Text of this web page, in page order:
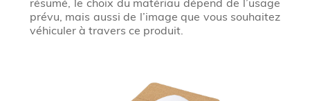
résumé, le choix du matériau dépend de l’usage
prévu, mais aussi de l’image que vous souhaitez
véhiculer à travers ce produit.